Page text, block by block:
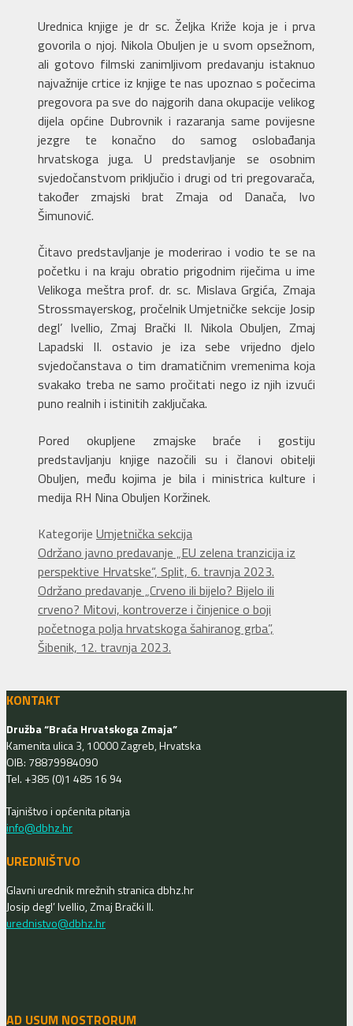
Urednica knjige je dr sc. Željka Križe koja je i prva
govorila o njoj. Nikola Obuljen je u svom opsežnom,
ali gotovo filmski zanimljivom predavanju istaknuo
najvažnije crtice iz knjige te nas upoznao s počecima
pregovora pa sve do najgorih dana okupacije velikog
dijela općine Dubrovnik i razaranja same povijesne
jezgre te konačno do samog oslobađanja
hrvatskoga juga. U predstavljanje se osobnim
svjedočanstvom priključio i drugi od tri pregovarača,
također zmajski brat Zmaja od Danača, Ivo
Šimunović.
Čitavo predstavljanje je moderirao i vodio te se na
početku i na kraju obratio prigodnim riječima u ime
Velikoga meštra prof. dr. sc. Mislava Grgića, Zmaja
Strossmayerskog, pročelnik Umjetničke sekcije Josip
degl’ Ivellio, Zmaj Brački II. Nikola Obuljen, Zmaj
Lapadski II. ostavio je iza sebe vrijedno djelo
svjedočanstava o tim dramatičnim vremenima koja
svakako treba ne samo pročitati nego iz njih izvući
puno realnih i istinitih zaključaka.
Pored okupljene zmajske braće i gostiju
predstavljanju knjige nazočili su i članovi obitelji
Obuljen, među kojima je bila i ministrica kulture i
medija RH Nina Obuljen Koržinek.
Kategorije Umjetnička sekcija
Održano javno predavanje „EU zelena tranzicija iz
perspektive Hrvatske“, Split, 6. travnja 2023.
Održano predavanje „Crveno ili bijelo? Bijelo ili
crveno? Mitovi, kontroverze i činjenice o boji
početnoga polja hrvatskoga šahiranog grba”,
Šibenik, 12. travnja 2023.
KONTAKT
Družba “Braća Hrvatskoga Zmaja”
Kamenita ulica 3, 10000 Zagreb, Hrvatska
OIB: 78879984090
Tel. +385 (0)1 485 16 94
Tajništvo i općenita pitanja
info@dbhz.hr
UREDNIŠTVO
Glavni urednik mrežnih stranica dbhz.hr
Josip degl’ Ivellio, Zmaj Brački II.
urednistvo@dbhz.hr
AD USUM NOSTRORUM